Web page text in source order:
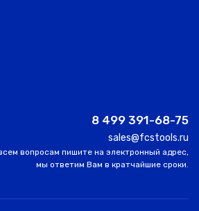
8 499 391-68-75
sales@fcstools.ru
вопросам пишите на электронный адрес,
мы ответим Вам в кратчайшие сроки.